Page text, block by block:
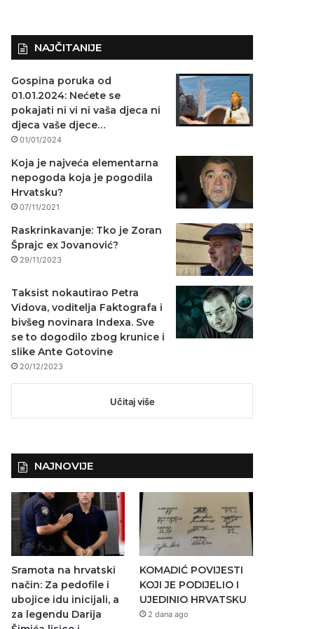
NAJČITANIJE
Gospina poruka od
01.01.2024: Nećete se
pokajati ni vi ni vaša djeca ni
djeca vaše djece…
01/01/2024
Koja je najveća elementarna
nepogoda koja je pogodila
Hrvatsku?
07/11/2021
Raskrinkavanje: Tko je Zoran
Šprajc ex Jovanović?
29/11/2023
Taksist nokautirao Petra
Vidova, voditelja Faktografa i
bivšeg novinara Indexa. Sve
se to dogodilo zbog krunice i
slike Ante Gotovine
20/12/2023
Učitaj više
NAJNOVIJE
Sramota na hrvatski
način: Za pedofile i
ubojice idu inicijali, a
za legendu Darija
KOMADIĆ POVIJESTI
KOJI JE PODIJELIO I
UJEDINIO HRVATSKU
2 dana ago